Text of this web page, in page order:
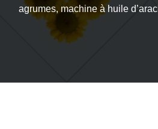
agrumes, machine à huile